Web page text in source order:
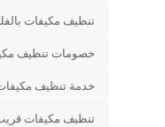
تنظيف مكيفات
خصومات تنظيف
خدمة تنظيف
تنظيف مكيفات